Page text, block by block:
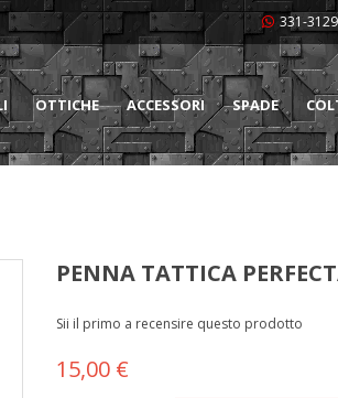
331-
OTTICHE ACCESSORI SPADE
PENNA TATTICA
Sii il primo a recensire questo prodotto
15,00 €